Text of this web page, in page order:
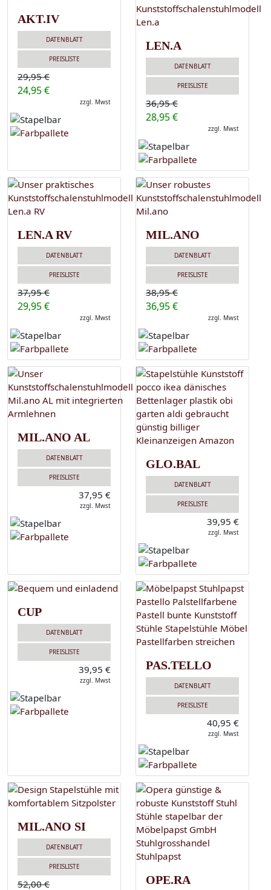
AKT.IV
DATENBLATT
PREISLISTE
29,95 €
24,95 €
zzgl. Mwst
LEN.A
DATENBLATT
PREISLISTE
36,95 €
28,95 €
zzgl. Mwst
LEN.A RV
DATENBLATT
PREISLISTE
37,95 €
29,95 €
zzgl. Mwst
MIL.ANO
DATENBLATT
PREISLISTE
38,95 €
36,95 €
zzgl. Mwst
MIL.ANO AL
DATENBLATT
PREISLISTE
37,95 €
zzgl. Mwst
GLO.BAL
DATENBLATT
PREISLISTE
39,95 €
zzgl. Mwst
CUP
DATENBLATT
PREISLISTE
39,95 €
zzgl. Mwst
PAS.TELLO
DATENBLATT
PREISLISTE
40,95 €
zzgl. Mwst
MIL.ANO SI
DATENBLATT
PREISLISTE
52,00 € OPE.RA